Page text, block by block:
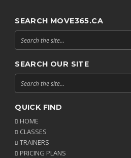
SEARCH MOVE365.CA
SEARCH OUR SITE
QUICK FIND
HOME
CLASSES
TRAINERS
PRICING PLANS